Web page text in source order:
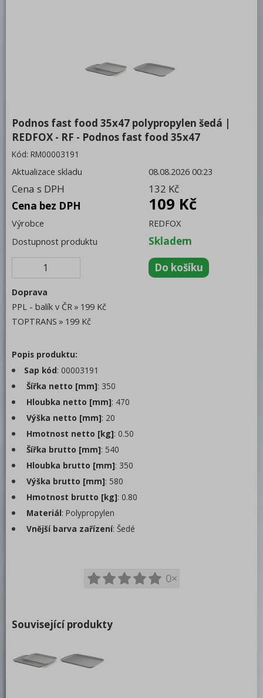
Nerezový program
Příprava masa a zeleniny
Pizza program
Konvektomaty
Trouby pro rychlou přípravu
Šokery
Mycí program
Změkčovače
Distribuce jídel, gastronádoby
Vodní lázně
Hrnce, kastroly a rendlíky
Termoporty
Servírovací vozíky
Podnosy
Plastové
Fast food
Regálové vozíky
Bufety
Podnos fast food 35x47 polypropylen šedá |
REDFOX - RF - Podnos fast food 35x47
Kód: RM00003191
Aktualizace skladu
08.08.2026 00:23
Cena s DPH
132 Kč
Cena bez DPH
109 Kč
Výrobce
REDFOX
Dostupnost produktu
Skladem
Doprava
PPL - balík v ČR
199 Kč
TOPTRANS
199 Kč
Popis produktu:
Sap kód: 00003191
Šířka netto [mm]: 350
Hloubka netto [mm]: 470
Výška netto [mm]: 20
Hmotnost netto [kg]: 0.50
Šířka brutto [mm]: 540
Hloubka brutto [mm]: 350
Výška brutto [mm]: 580
Hmotnost brutto [kg]: 0.80
Materiál: Polypropylen
Vnější barva zařízení: Šedé
0×
Související produkty